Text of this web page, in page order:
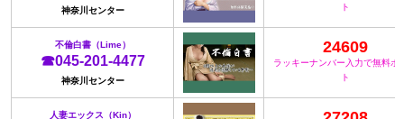
神奈川センター
ト
不倫白書（Lime）
☎045-201-4477
神奈川センター
24609
ラッキーナンバー入力で無料ポ
ト
人妻エックス（Kin）